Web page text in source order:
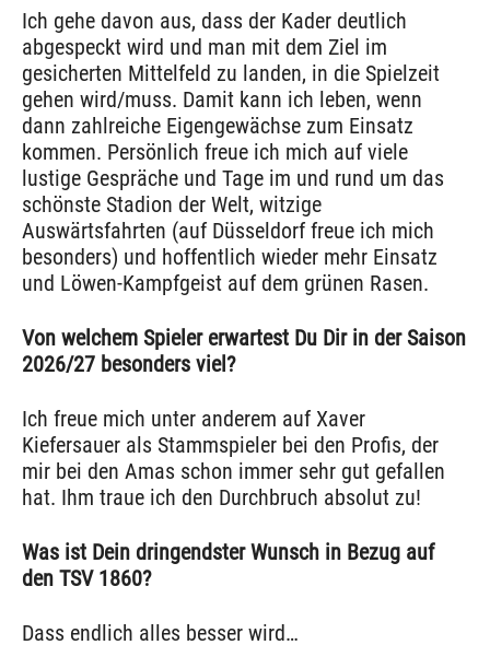
Ich gehe davon aus, dass der Kader deutlich
abgespeckt wird und man mit dem Ziel im
gesicherten Mittelfeld zu landen, in die Spielzeit
gehen wird/muss. Damit kann ich leben, wenn
dann zahlreiche Eigengewächse zum Einsatz
kommen. Persönlich freue ich mich auf viele
lustige Gespräche und Tage im und rund um das
schönste Stadion der Welt, witzige
Auswärtsfahrten (auf Düsseldorf freue ich mich
besonders) und hoffentlich wieder mehr Einsatz
und Löwen-Kampfgeist auf dem grünen Rasen.
Von welchem Spieler erwartest Du Dir in der Saison
2026/27 besonders viel?
Ich freue mich unter anderem auf Xaver
Kiefersauer als Stammspieler bei den Profis, der
mir bei den Amas schon immer sehr gut gefallen
hat. Ihm traue ich den Durchbruch absolut zu!
Was ist Dein dringendster Wunsch in Bezug auf
den TSV 1860?
Dass endlich alles besser wird…